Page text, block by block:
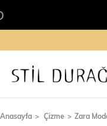
Anasayfa Çizme Zara